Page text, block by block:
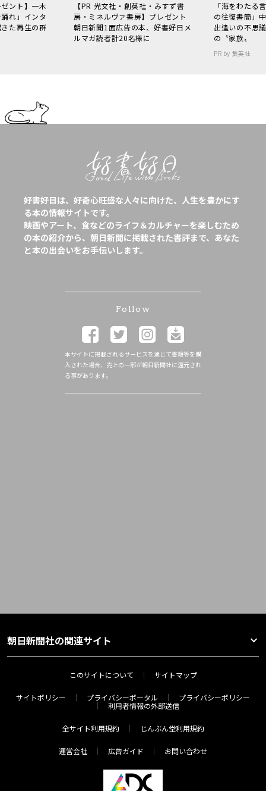
ント】一木
れ」インタ
た再生の群
【PR 光文社・創英社・みすず書
房・ミネルヴァ書房】プレゼント
朝日新聞1面広告の本、好書好日メ
ルマガ読者計20名様に
「海をわた
の往復書簡」
出逢いの不思
の〝家族〟
PR by 集英社
好書好日は、好奇心旺盛な人々に向けた、人生を豊かにす
る本の情報サイトです。
映画やアート、食などのライフ＆カルチャーを楽しむため
の本の紹介から、朝日新聞に掲載された書評まで、あなた
と本の出会いをお手伝いします。
Follow
本サイトに掲載されるサービスを通じて書籍等を購
入された場合、売上の一部が朝日新聞社に還元され
る事があります。
朝日新聞社の関連サイト
このサイトについて サイトマップ
サイトポリシー プライバシーポータル
プライバシーポリシー
利用者情報の外部送信
全サイト利用規約 じんぶん堂利用規約
運営会社 広告ガイド お問い合わせ